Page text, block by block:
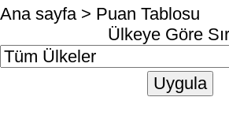
Ana sayfa> Puan Tablosu
Ülkeye Göre